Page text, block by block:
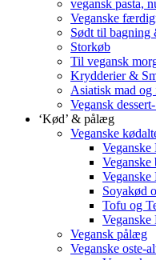
vegansk pasta,
Veganske
Sødt til bagning
Storkøb
Til vegansk
Krydderier &
Asiatisk mad og
Vegansk
‘Kød’ & pålæg
Veganske
Veganske
Veganske
Veganske
Soyakød
Tofu og
Veganske
Vegansk pålæg
Veganske oste-